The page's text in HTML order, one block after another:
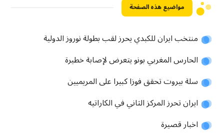
مواضيع هذه الصفحة
منتخب ايران للكبدي يحرز لقب بطولة نوروز الدولية
الحارس المغربي بونو يتعرض لإصابة خطيرة
سلة بيروت تحقق فوزا كبيرا على المريميين
ايران تحرز المركز الثاني في الكاراتيه
اخبار قصيرة